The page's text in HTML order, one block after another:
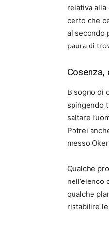
relativa alla
certo che
al secondo
paura di
Cosenza,
Bisogno di
spingendo
saltare
Potrei
messo
Qualche
nell’elenco
qualche
ristabilire